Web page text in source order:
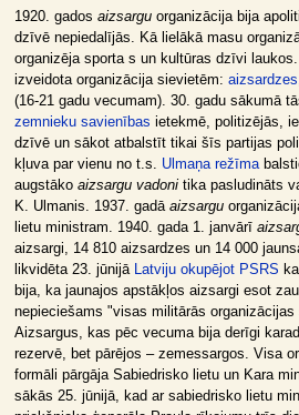
1920. gados aizsarguorganizācija bija
dzīvē nepiedalījās. Kā lielākā masu
organizēja sporta s un kultūras dzīvi
izveidota organizācija sievietēm: aizsardzes
(16-21 gadu vecumam). 30. gadu sākumā
zemnieku savienības ietekmē, politizējās,
dzīvē un sākot atbalstīt tikai šīs partijas
kļuva par vienu no t.s. Ulmaņa režīma
augstāko aizsargu vadonitika pasludināts
K. Ulmanis. 1937. gadā aizsargu
lietu ministram. 1940. gada 1. janvārī
aizsargi, 14 810 aizsardzes un 14 000
likvidēta 23. jūnijā Latviju okupējot PSRS
bija, ka jaunajos apstākļos aizsargi esot
nepieciešams "visas militārās
Aizsargus, kas pēc vecuma bija derīgi
rezervē, bet pārējos – zemessargos. Visa
formāli pārgāja Sabiedrisko lietu un Kara
sākās 25. jūnijā, kad ar sabiedrisko lietu